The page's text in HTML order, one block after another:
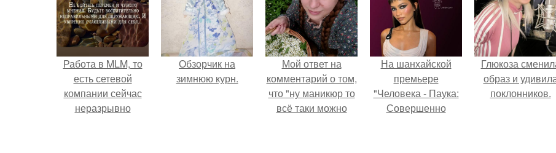
Работа в MLM, то
есть сетевой
компании сейчас
неразрывно
Обзорчик на
зимнюю курн.
Мой ответ на
комментарий о том,
что "ну маникюр то
всё таки можно
На шанхайской
премьере
"Человека - Паука:
Совершенно
Глюкоза
образ и
поклонников.